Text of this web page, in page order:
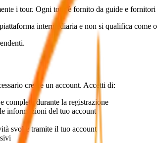
i tour. Ogni tour è fornito da guide e
intermediaria e non si qualifica
creare un account. Accetti di:
complete durante la registrazione
informazioni del tuo account
svolte tramite il tuo account